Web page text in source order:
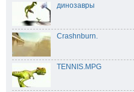
динозавры
Crashnburn.
TENNIS.MPG